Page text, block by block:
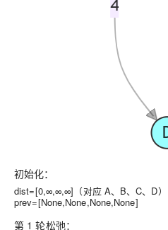
初始化：
dist=[0,∞,∞,∞]（对应 A、B、C、D）
prev=[None,None,None,None]
第 1 轮松弛：